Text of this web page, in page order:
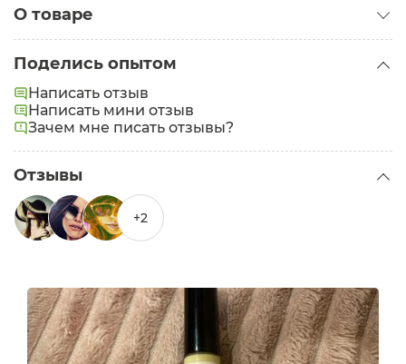
О товаре
Поделись опытом
Написать отзыв
Написать мини отзыв
Зачем мне писать отзывы?
Отзывы
+2